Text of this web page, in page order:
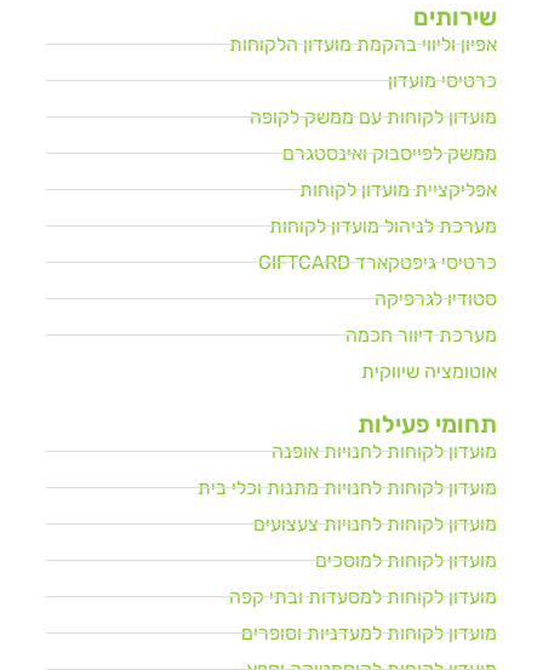
שירותים
אפיון וליווי בהקמת מועדון הלקוחות
כרטיסי מועדון
מועדון לקוחות עם ממשק לקופה
ממשק לפייסבוק ואינסטגרם
אפליקציית מועדון לקוחות
מערכת לניהול מועדון לקוחות
כרטיסי גיפטקארד GIFTCARD
סטודיו לגרפיקה
מערכת דיוור חכמה
אוטומציה שיווקית
תחומי פעילות
מועדון לקוחות לחנויות אופנה
מועדון לקוחות לחנויות מתנות וכלי בית
מועדון לקוחות לחנויות צעצועים
מועדון לקוחות למוסכים
מועדון לקוחות למסעדות ובתי קפה
מועדון לקוחות למעדניות וסופרים